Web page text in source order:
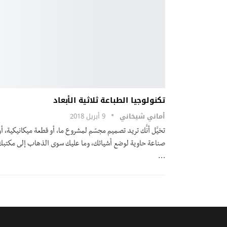
تكنولوجيا الطباعة ثلاثية الأبعاد
أماني شيخاني 9 أبريل 2018
تخيَّل أنَّك تريد تصميم مجسّم لمشروع ما، أو قطعة ميكانيكية،
صناعة حاوية لوضع أشيائك، وما عليك سوى الذهاب إلى
…